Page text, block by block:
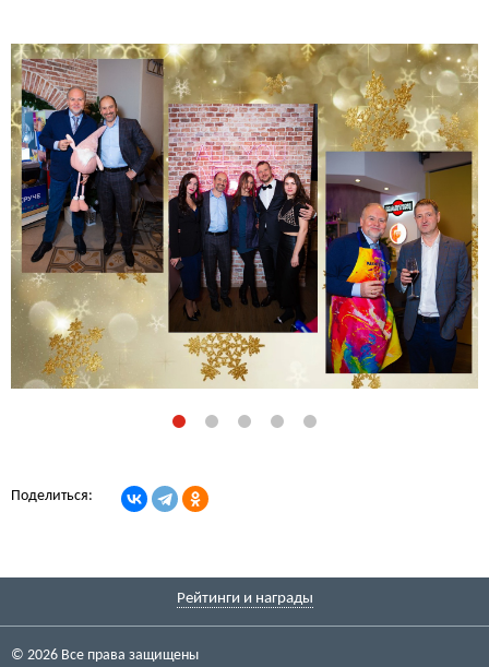
Поделиться:
© 2026 Все права защищены
Рейтинги и награды